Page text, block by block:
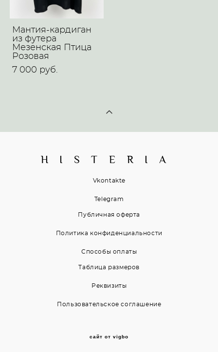
Мантия-кардиган
из футера
Мезенская Птица
Розовая
7 000 pуб.
H I S T E R I A
Vkontakte
Telegram
Публичная оферта
Политика конфиденциальности
Способы оплаты
Таблица размеров
Реквизиты
Пользовательское соглашение
сайт от vigbo